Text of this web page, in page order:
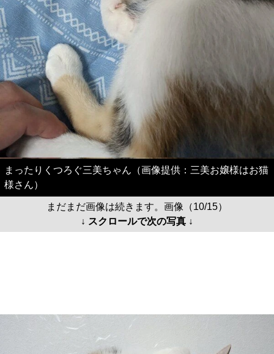
まったりくつろぐ三美ちゃん（画像提供：三美お嬢様はお猫
様さん）
まだまだ画像は続きます。画像（10/15）
↓ スクロールで次の写真 ↓